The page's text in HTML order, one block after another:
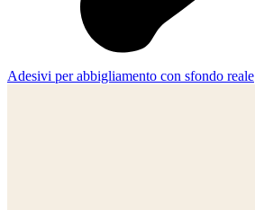
Adesivi per abbigliamento con sfondo reale